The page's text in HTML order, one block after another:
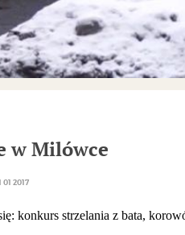
w Milówce
01 2017
konkurs strzelania z bata,